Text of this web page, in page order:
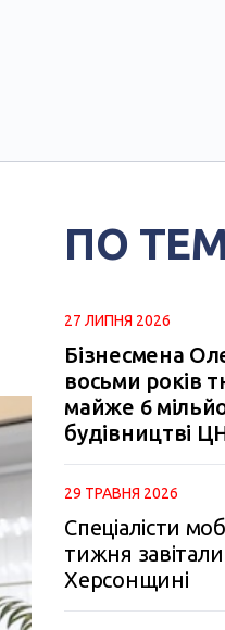
ПО
27 ЛИПНЯ 2026
Бізнесмена
восьми років
майже 6
будівництві
29 ТРАВНЯ 2026
Спеціалісти
тижня
Херсонщині